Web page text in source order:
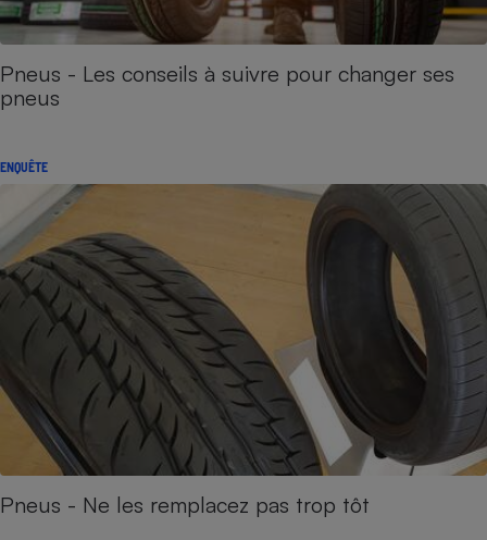
Pneus - Les conseils à suivre pour changer ses
pneus
ENQUÊTE
Pneus - Ne les remplacez pas trop tôt